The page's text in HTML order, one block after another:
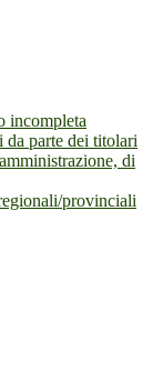
incompleta
da parte dei titolari
di
provinciali